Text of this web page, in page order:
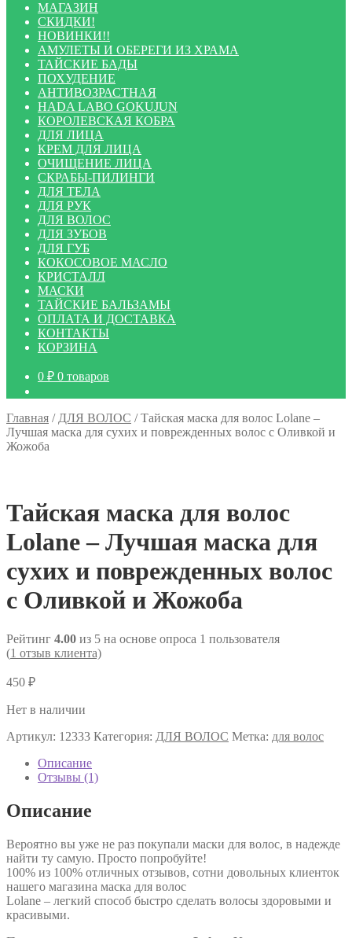
МАГАЗИН
СКИДКИ!
НОВИНКИ!!
АМУЛЕТЫ И ОБЕРЕГИ ИЗ ХРАМА
ТАЙСКИЕ БАДЫ
ПОХУДЕНИЕ
АНТИВОЗРАСТНАЯ
HADA LABO GOKUJUN
КОРОЛЕВСКАЯ КОБРА
ДЛЯ ЛИЦА
КРЕМ ДЛЯ ЛИЦА
ОЧИЩЕНИЕ ЛИЦА
СКРАБЫ-ПИЛИНГИ
ДЛЯ ТЕЛА
ДЛЯ РУК
ДЛЯ ВОЛОС
ДЛЯ ЗУБОВ
ДЛЯ ГУБ
КОКОСОВОЕ МАСЛО
КРИСТАЛЛ
МАСКИ
ТАЙСКИЕ БАЛЬЗАМЫ
ОПЛАТА И ДОСТАВКА
КОНТАКТЫ
КОРЗИНА
0 ₽ 0 товаров
Главная / ДЛЯ ВОЛОС /Тайская маска для волос Lolane –
Лучшая маска для сухих и поврежденных волос с Оливкой и
Жожоба
Тайская маска для волос
Lolane – Лучшая маска для
сухих и поврежденных волос
с Оливкой и Жожоба
Рейтинг 4.00 из 5 на основе опроса 1 пользователя
(1 отзыв клиента)
450 ₽
Нет в наличии
Артикул: 12333 Категория: ДЛЯ ВОЛОС Метка: для волос
Описание
Отзывы (1)
Описание
Вероятно вы уже не раз покупали маски для волос, в надежде
найти ту самую. Просто попробуйте!
100% из 100% отличных отзывов, сотни довольных клиенток
нашего магазина маска для волос
Lolane – легкий способ быстро сделать волосы здоровыми и
красивыми.